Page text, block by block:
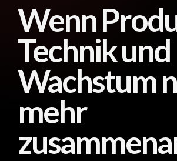
Wenn
Technik und
Wachstum
mehr